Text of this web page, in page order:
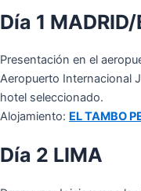
Día 1
Presentación en el
Aeropuerto Internacional
hotel seleccionado.
Alojamiento: EL TAMBO
Día 2 LIMA